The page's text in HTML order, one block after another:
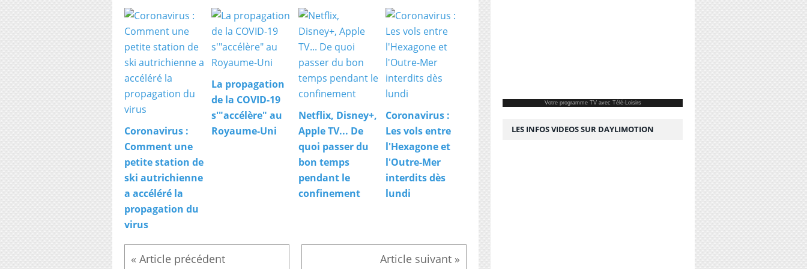
a
Coronavirus :
Comment une
petite station de
ski autrichienne
a accéléré la
propagation du
virus
La propagation
de la COVID-19
s'"accélère" au
Royaume-Uni
Netflix, Disney+,
Apple TV... De
quoi passer du
bon temps
pendant le
confinement
Coronavirus :
Les vols entre
l'Hexagone et
l'Outre-Mer
interdits dès
lundi
Votre programme TVavec Télé-Loisirs
LES INFOS VIDEOS SUR DAYLIMOTION